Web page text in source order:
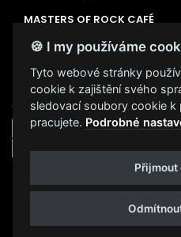
MASTERS OF ROCK CAFÉ
Kulturní sál, centrální
předprodej vstupenek a
kavárna ve Zlíně
Podmínky užití 🍪
©
🍪 I my používáme
Tyto webové stránky
cookie k zajištění svého
sledovací soubory cookie
pracujete. Podrobné
Přijmout